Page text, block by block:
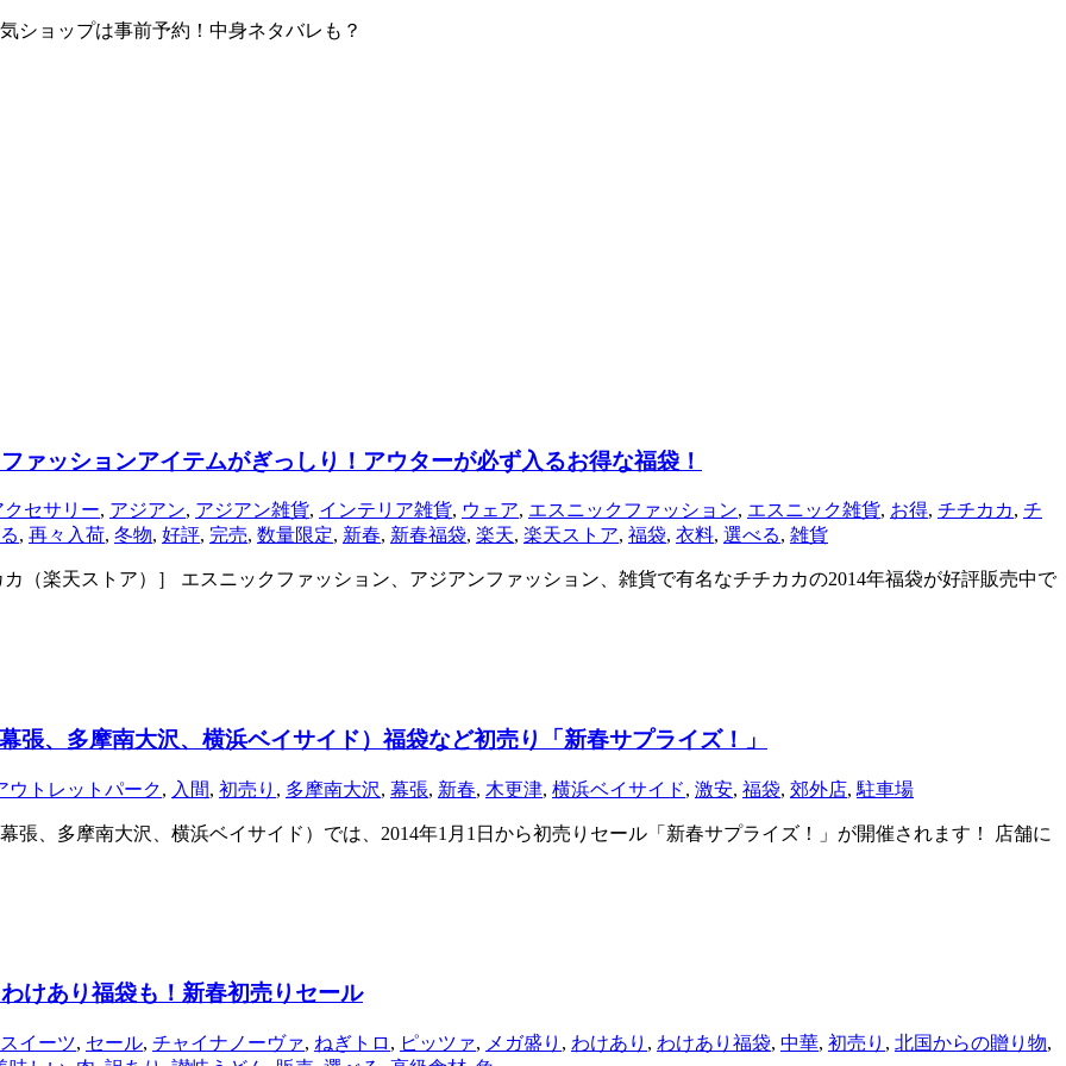
ショップは事前予約！中身ネタバレも？
ァッションアイテムがぎっしり！アウターが必ず入るお得な福袋！
クセサリー, アジアン, アジアン雑貨, インテリア雑貨, ウェア, エスニックファッション, エスニック雑貨, お得, チチカカ, チ
, 再々入荷, 冬物, 好評, 完売, 数量限定, 新春, 新春福袋, 楽天, 楽天ストア, 福袋, 衣料, 選べる, 雑貨
楽天ストア）］ エスニックファッション、アジアンファッション、雑貨で有名なチチカカの2014年福袋が好評販売中で
張、多摩南大沢、横浜ベイサイド）福袋など初売り「新春サプライズ！」
ウトレットパーク, 入間, 初売り , 多摩南大沢, 幕張, 新春, 木更津, 横浜ベイサイド, 激安, 福袋, 郊外店, 駐車場
張、多摩南大沢、横浜ベイサイド）では、2014年1月1日から初売りセール「新春サプライズ！」が開催されます！ 店舗に
けあり福袋も！新春初売りセール
スイーツ, セール, チャイナノーヴァ, ねぎトロ , ピッツァ, メガ盛り , わけあり , わけあり福袋, 中華, 初売り , 北国からの贈り物,